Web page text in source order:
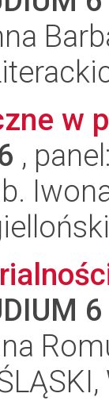
w
,
6